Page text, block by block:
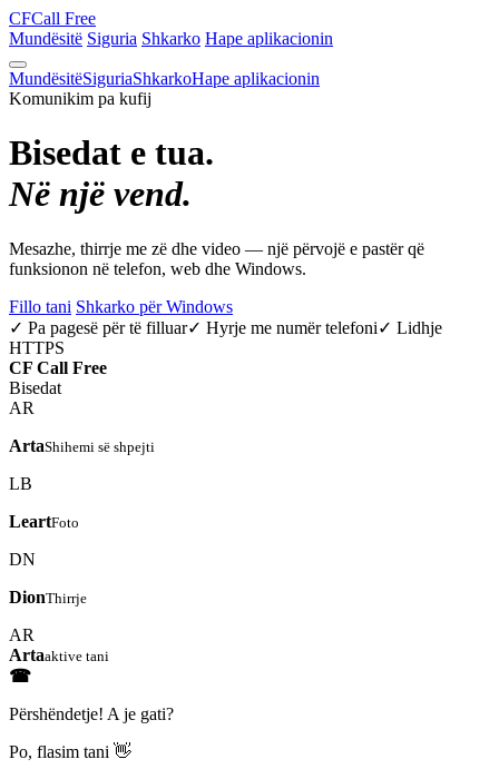
CFCall Free
Mundësitë Siguria Shkarko Hape aplikacionin
MundësitëSiguriaShkarkoHape aplikacionin
Komunikim pa kufij
Bisedat e tua.
Në një vend.
Mesazhe, thirrje me zë dhe video — një përvojë e pastër që
funksionon në telefon, web dhe Windows.
Fillo tani Shkarko për Windows
✓ Pa pagesë për të filluar✓ Hyrje me numër telefoni✓ Lidhje
HTTPS
CF Call Free
Bisedat
AR
ArtaShihemi së shpejti
LB
LeartFoto
DN
DionThirrje
AR
Artaaktive tani
☎
Përshëndetje! A je gati?
Po, flasim tani 👋